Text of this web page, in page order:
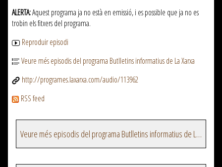
ALERTA:Aquest programa ja no està en emissió, i es possible que ja no es
trobin els fitxers del programa.
Reproduir episodi
Veure més episodis del programa Butlletins informatius de La Xarxa
http://programes.laxarxa.com/audio/113962
RSS feed
Veure més episodis del programa Butlletins informatius de La Xarxa